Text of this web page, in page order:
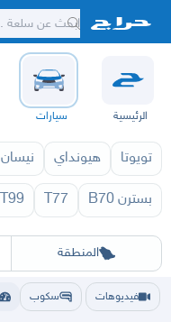
الرئيسية سيارات
تويوتا هيونداي نيسان
بسترن B70 T77
T99
المنطقة
الرياض الشرقيه
فيديوهات سكوب